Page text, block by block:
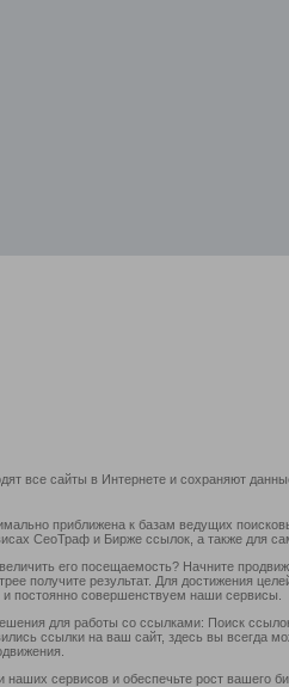
все сайты в Интернете и сохраняют
приближена к базам ведущих
СеоТраф и Бирже ссылок, а также для
его посещаемость? Начните
получите результат. Для достижения
постоянно совершенствуем наши сервисы.
для работы со ссылками: Поиск
ссылки на ваш сайт, здесь вы всегда
наших сервисов и обеспечьте рост вашего